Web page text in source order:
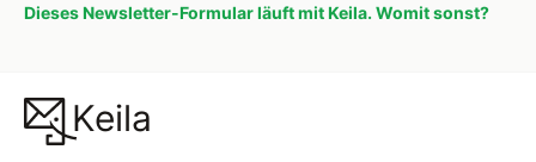
Dieses Newsletter-Formular läuft mit Keila. Womit sonst?
Keila